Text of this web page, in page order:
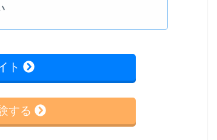
ト
する